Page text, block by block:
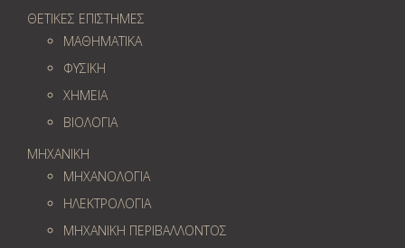
ΘΕΤΙΚΕΣ ΕΠΙΣΤΗΜΕΣ
ΜΑΘΗΜΑΤΙΚΑ
ΦΥΣΙΚΗ
ΧΗΜΕΙΑ
ΒΙΟΛΟΓΙΑ
ΜΗΧΑΝΙΚΗ
ΜΗΧΑΝΟΛΟΓΙΑ
ΗΛΕΚΤΡΟΛΟΓΙΑ
ΜΗΧΑΝΙΚΗ ΠΕΡΙΒΑΛΛΟΝΤΟΣ